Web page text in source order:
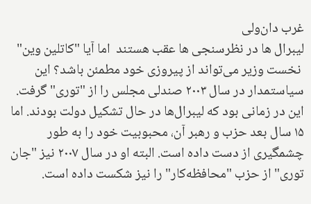
غرب دان‌ولی
لیبرال ها در نظرسنجی ها عقب هستند اما آیا "کاتلین وین"
نخست وزیر می‌تواند از پیروزی خود مطمئن باشد؟ این
سیاستمدار در سال ۲۰۰۳ صندلی مجلس را از "توری" گرفت.
این در زمانی بود که لیبرال‌ها در حال تشکیل دولت بودند. اما
۱۵ سال بعد حزب و رهبر آن، محبوبیت خود را به طور
چشمگیری از دست داده است. البته او در سال ۲۰۰۷ نیز "جان
توری" از حزب "محافظه‌کار" را نیز شکست داده است.